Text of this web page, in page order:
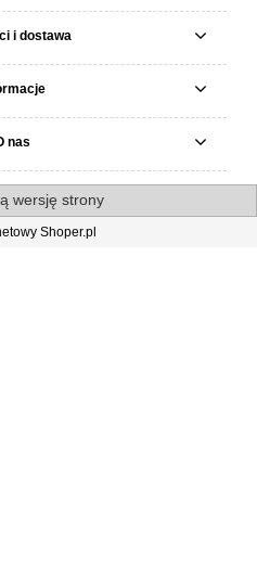
i dostawa
nas
wersję strony
Shoper.pl